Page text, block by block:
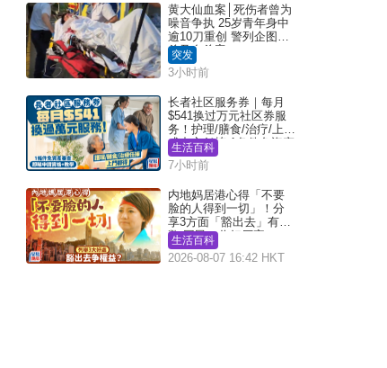
黄大仙血案│死伤者曾为
噪音争执 25岁青年身中
逾10刀重创 警列企图谋
杀及自杀案
突发
3小时前
长者社区服务券｜每月
$541换过万元社区券服
务！护理/膳食/治疗/上门
或中心任拣 1条件免资产
审查（附申请资格及教
学）
生活百科
7小时前
内地妈居港心得「不要
脸的人得到一切」！分
享3方面「豁出去」有著
数 网民：你好厉害
生活百科
2026-08-07 16:42 HKT